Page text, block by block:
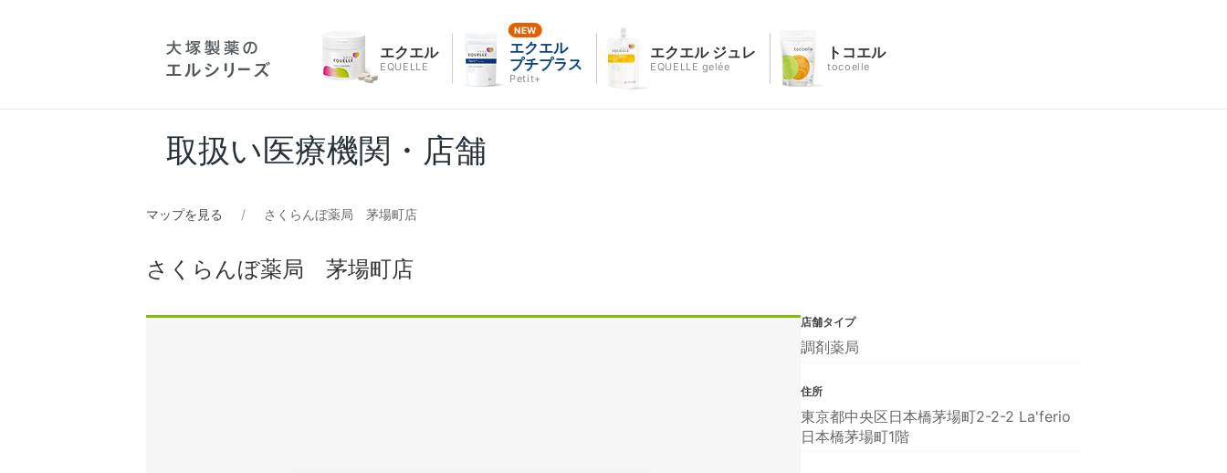
エクエル
EQUELLE
エクエル
プチプラス
Petit+
エクエル ジュレ
EQUELLE gelée
トコエル
tocoelle
取扱い医療機関・店舗
マップを見る さくらんぼ薬局 茅場町店
さくらんぼ薬局 茅場町店
店舗タイプ
調剤薬局
住所
東京都中央区日本橋茅場町2-2-2 La'ferio
日本橋茅場町1階